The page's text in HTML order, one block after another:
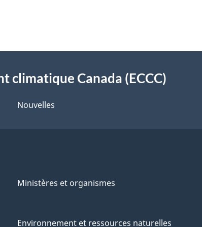
climatique Canada (ECCC)
Nouvelles
Ministères et organismes
Environnement et ressources naturelles